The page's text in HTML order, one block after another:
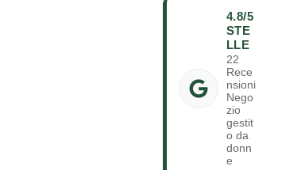
4.8/5
STE
LLE
22
Rece
nsioni
Nego
zio
gestit
o da
donn
e